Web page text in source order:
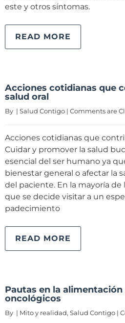
este y otros síntomas.
READ MORE
Acciones cotidianas que
salud oral
By | Salud Contigo | Comments are
Acciones cotidianas que
Cuidar y promover la salud
esencial del ser humano ya
bienestar general o afectar la
del paciente. En la mayoría de
que se decide visitar a un
padecimiento
READ MORE
Pautas en la
oncológicos
By | Mito y realidad, Salud Contigo |